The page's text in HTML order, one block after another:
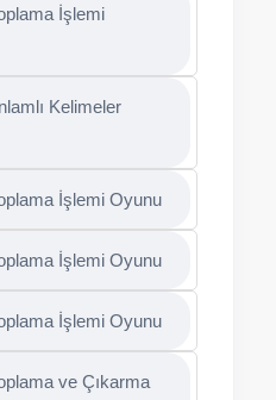
İşlemi
Kelimeler
İşlemi Oyunu
İşlemi Oyunu
İşlemi Oyunu
ve Çıkarma